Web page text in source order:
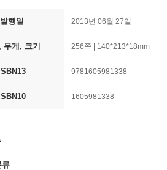
발행일 2013년 06월 27일
무게, 크기 256쪽 | 140*213*18mm
ISBN13 9781605981338
ISBN10 1605981338
류